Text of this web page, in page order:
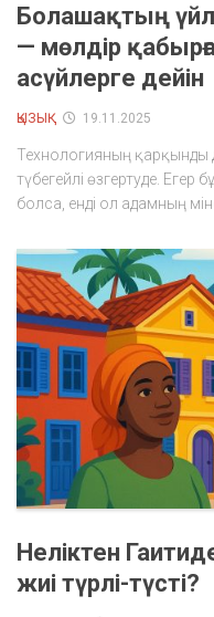
Болашақтың
— мөлдір
асүйлерге дейін
ҚЫЗЫҚ 19.11.2025
Технологияның қарқынды
түбегейлі өзгертуде. Егер
болса, енді ол адамның
Неліктен
жиі түрлі-түсті?